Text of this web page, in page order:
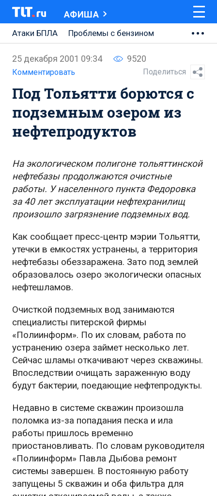
АФИША
Атаки БПЛА
Проблемы с бензином
АВТОВАЗ
Ремонт Центральной площади
Ремонт Обводного шоссе
Набережная Тольятти
Неделя Тольятти
25 декабря 2001 09:34 9520
Комментировать Поделиться
Под Тольятти борются с
подземным озером из
нефтепродуктов
На экологическом полигоне тольяттинской
нефтебазы продолжаются очистные
работы. У населенного пункта Федоровка
за 40 лет эксплуатации нефтехранилищ
произошло загрязнение подземных вод.
Как сообщает пресс-центр мэрии Тольятти,
утечки в емкостях устранены, а территория
нефтебазы обеззаражена. Зато под землей
образовалось озеро экологически опасных
нефтешламов.
Очисткой подземных вод занимаются
специалисты питерской фирмы
«Полиинформ». По их словам, работа по
устранению озера займет несколько лет.
Сейчас шламы откачивают через скважины.
Впоследствии очищать зараженную воду
будут бактерии, поедающие нефтепродукты.
Недавно в системе скважин произошла
поломка из-за попадания песка и ила
работы пришлось временно
приостановливать. По словам руководителя
«Полиинформ» Павла Дыбова ремонт
системы завершен. В постоянную работу
запущены 5 скважин и оба фильтра для